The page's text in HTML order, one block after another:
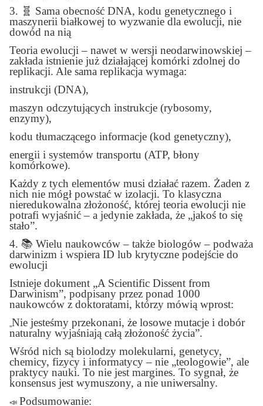
3. 🧬 Sama obecność DNA, kodu genetycznego i
maszynerii białkowej to wyzwanie dla ewolucji, nie
dowód na nią
Teoria ewolucji – nawet w wersji neodarwinowskiej –
zakłada istnienie już działającej komórki zdolnej do
replikacji. Ale sama replikacja wymaga:
instrukcji (DNA),
maszyn odczytujących instrukcje (rybosomy,
enzymy),
kodu tłumaczącego informacje (kod genetyczny),
energii i systemów transportu (ATP, błony
komórkowe).
Każdy z tych elementów musi działać razem. Żaden z
nich nie mógł powstać w izolacji. To klasyczna
nieredukowalna złożoność, której teoria ewolucji nie
potrafi wyjaśnić – a jedynie zakłada, że „jakoś to się
stało”.
4. 📚 Wielu naukowców – także biologów – podważa
darwinizm i wspiera ID lub krytyczne podejście do
ewolucji
Istnieje dokument „A Scientific Dissent from
Darwinism”, podpisany przez ponad 1000
naukowców z doktoratami, którzy mówią wprost:
„Nie jesteśmy przekonani, że losowe mutacje i dobór
naturalny wyjaśniają całą złożoność życia”.
Wśród nich są biolodzy molekularni, genetycy,
chemicy, fizycy i informatycy – nie „teologowie”, ale
praktycy nauki. To nie jest margines. To sygnał, że
konsensus jest wymuszony, a nie uniwersalny.
📣Podsumowanie: